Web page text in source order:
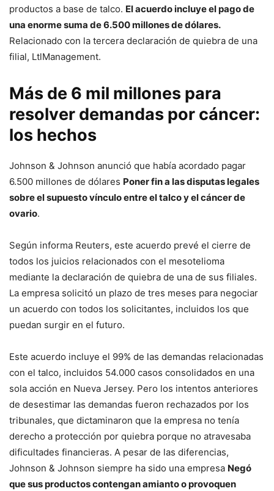
productos a base de talco. El acuerdo incluye el pago de
una enorme suma de 6.500 millones de dólares.
Relacionado con la tercera declaración de quiebra de una
filial, LtlManagement.
Más de 6 mil millones para
resolver demandas por cáncer:
los hechos
Johnson & Johnson anunció que había acordado pagar
6.500 millones de dólares Poner fin a las disputas legales
sobre el supuesto vínculo entre el talco y el cáncer de
ovario.
Según informa Reuters, este acuerdo prevé el cierre de
todos los juicios relacionados con el mesotelioma
mediante la declaración de quiebra de una de sus filiales.
La empresa solicitó un plazo de tres meses para negociar
un acuerdo con todos los solicitantes, incluidos los que
puedan surgir en el futuro.
Este acuerdo incluye el 99% de las demandas relacionadas
con el talco, incluidos 54.000 casos consolidados en una
sola acción en Nueva Jersey. Pero los intentos anteriores
de desestimar las demandas fueron rechazados por los
tribunales, que dictaminaron que la empresa no tenía
derecho a protección por quiebra porque no atravesaba
dificultades financieras. A pesar de las diferencias,
Johnson & Johnson siempre ha sido una empresa Negó
que sus productos contengan amianto o provoquen